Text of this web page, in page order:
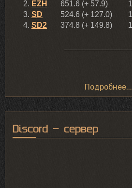
Подробнее...
Discord - сервер